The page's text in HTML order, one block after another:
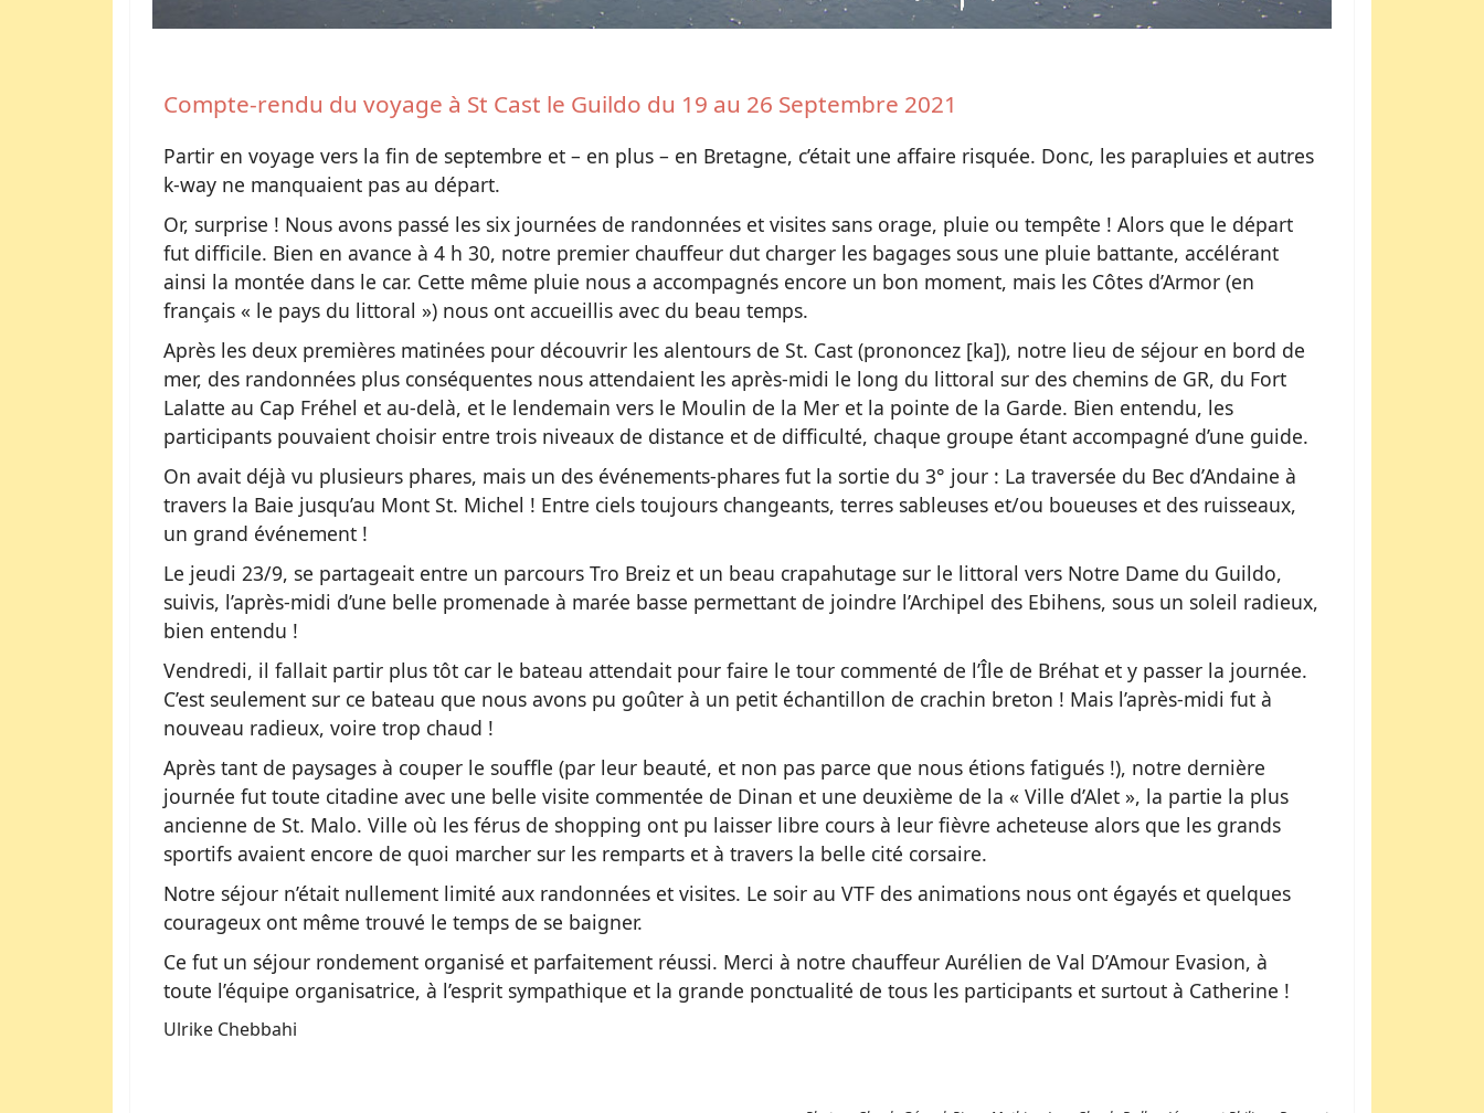
Compte-rendu du voyage à St Cast le Guildo du 19 au 26 Septembre 2021
Partir en voyage vers la fin de septembre et – en plus – en Bretagne, c’était une affaire risquée. Donc, les parapluies et autres
k-way ne manquaient pas au départ.
Or, surprise ! Nous avons passé les six journées de randonnées et visites sans orage, pluie ou tempête ! Alors que le départ
fut difficile. Bien en avance à 4 h 30, notre premier chauffeur dut charger les bagages sous une pluie battante, accélérant
ainsi la montée dans le car. Cette même pluie nous a accompagnés encore un bon moment, mais les Côtes d’Armor (en
français « le pays du littoral ») nous ont accueillis avec du beau temps.
Après les deux premières matinées pour découvrir les alentours de St. Cast (prononcez [ka]), notre lieu de séjour en bord de
mer, des randonnées plus conséquentes nous attendaient les après-midi le long du littoral sur des chemins de GR, du Fort
Lalatte au Cap Fréhel et au-delà, et le lendemain vers le Moulin de la Mer et la pointe de la Garde. Bien entendu, les
participants pouvaient choisir entre trois niveaux de distance et de difficulté, chaque groupe étant accompagné d’une guide.
On avait déjà vu plusieurs phares, mais un des événements-phares fut la sortie du 3° jour : La traversée du Bec d’Andaine à
travers la Baie jusqu’au Mont St. Michel ! Entre ciels toujours changeants, terres sableuses et/ou boueuses et des ruisseaux,
un grand événement !
Le jeudi 23/9, se partageait entre un parcours Tro Breiz et un beau crapahutage sur le littoral vers Notre Dame du Guildo,
suivis, l’après-midi d’une belle promenade à marée basse permettant de joindre l’Archipel des Ebihens, sous un soleil radieux,
bien entendu !
Vendredi, il fallait partir plus tôt car le bateau attendait pour faire le tour commenté de l’Île de Bréhat et y passer la journée.
C’est seulement sur ce bateau que nous avons pu goûter à un petit échantillon de crachin breton ! Mais l’après-midi fut à
nouveau radieux, voire trop chaud !
Après tant de paysages à couper le souffle (par leur beauté, et non pas parce que nous étions fatigués !), notre dernière
journée fut toute citadine avec une belle visite commentée de Dinan et une deuxième de la « Ville d’Alet », la partie la plus
ancienne de St. Malo. Ville où les férus de shopping ont pu laisser libre cours à leur fièvre acheteuse alors que les grands
sportifs avaient encore de quoi marcher sur les remparts et à travers la belle cité corsaire.
Notre séjour n’était nullement limité aux randonnées et visites. Le soir au VTF des animations nous ont égayés et quelques
courageux ont même trouvé le temps de se baigner.
Ce fut un séjour rondement organisé et parfaitement réussi. Merci à notre chauffeur Aurélien de Val D’Amour Evasion, à
toute l’équipe organisatrice, à l’esprit sympathique et la grande ponctualité de tous les participants et surtout à Catherine !
Ulrike Chebbahi